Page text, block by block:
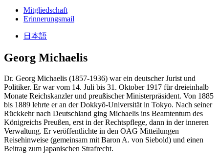
Mitgliedschaft
Erinnerungsmail
日本語
Georg Michaelis
Dr. Georg Michaelis (1857-1936) war ein deutscher Jurist und
Politiker. Er war vom 14. Juli bis 31. Oktober 1917 für dreieinhalb
Monate Reichskanzler und preußischer Ministerpräsident. Von 1885
bis 1889 lehrte er an der Dokkyō-Universität in Tokyo. Nach seiner
Rückkehr nach Deutschland ging Michaelis ins Beamtentum des
Königreichs Preußen, erst in der Rechtspflege, dann in der inneren
Verwaltung. Er veröffentlichte in den OAG Mitteilungen
Reisehinweise (gemeinsam mit Baron A. von Siebold) und einen
Beitrag zum japanischen Strafrecht.